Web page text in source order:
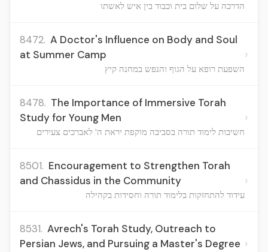
הדרכה על שלום בית וכבוד בין איש לאשתו
8472. A Doctor's Influence on Body and Soul
at Summer Camp
השפעת רופא על הגוף והנפש במחנה קיץ
›
8478. The Importance of Immersive Torah
Study for Young Men
חשיבות לימוד תורה בסביבה מוקפת יראת ה' לאברכים צעירים
›
8501. Encouragement to Strengthen Torah
and Chassidus in the Community
עידוד להתחזקות בלימוד תורה וחסידות בקהילה
›
8531. Avrech's Torah Study, Outreach to
Persian Jews, and Pursuing a Master's Degree ›